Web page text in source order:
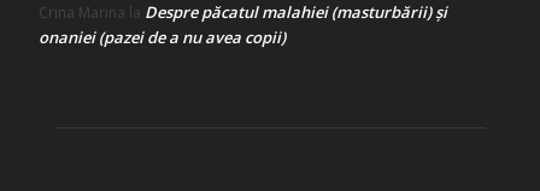
Crina Marina la Despre păcatul malahiei (masturbării) şi
onaniei (pazei de a nu avea copii)